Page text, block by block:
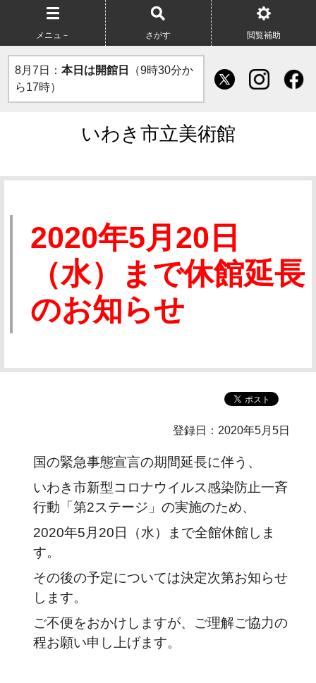
メニュ－ さがす 閲覧補助
8月7日： 本日は開館日
（9時30分か
ら17時）
いわき市立美術館
2020年5月20日
（水）まで休館延長
のお知らせ
登録日：2020年5月5日
国の緊急事態宣言の期間延長に伴う、
いわき市新型コロナウイルス感染防止一斉
行動「第2ステージ」の実施のため、
2020年5月20日（水）まで全館休館しま
す。
その後の予定については決定次第お知らせ
します。
ご不便をおかけしますが、ご理解ご協力の
程お願い申し上げます。